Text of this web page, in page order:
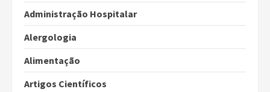
Administração Hospitalar
Alergologia
Alimentação
Artigos Científicos